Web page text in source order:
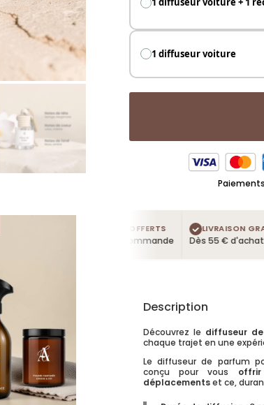
1 diffuseur voiture
4 TESTEURS OFFERTS
Dans chaque commande
LIVRAISON
Dès 55 € d'achat
Description
Découvrez le diffuseur
chaque trajet en une
Le diffuseur de parfum
conçu pour vous
déplacementset ce,